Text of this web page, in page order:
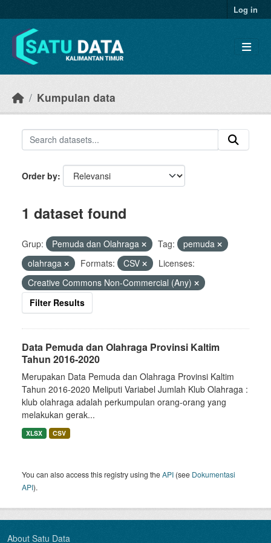
Log in
Kumpulan data
Order by
1 dataset found
Grup: Pemuda dan Olahraga Tag:
pemuda
olahraga
Formats: CSV
Licenses:
Creative Commons Non-Commercial (Any)
Filter Results
Data Pemuda dan Olahraga Provinsi Kaltim
Tahun 2016-2020
Merupakan Data Pemuda dan Olahraga Provinsi Kaltim
Tahun 2016-2020 Meliputi Variabel Jumlah Klub Olahraga :
klub olahraga adalah perkumpulan orang-orang yang
melakukan gerak...
XLSX CSV
You can also access this registry using theAPI (see Dokumentasi
API).
About Satu Data